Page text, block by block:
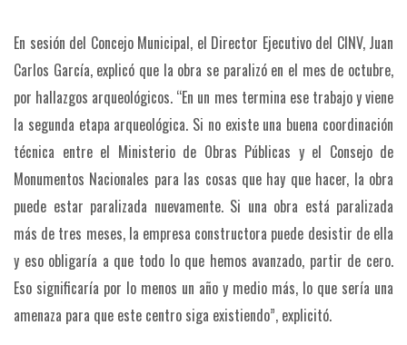
En sesión del Concejo Municipal, el Director Ejecutivo del CINV, Juan
Carlos García, explicó que la obra se paralizó en el mes de octubre,
por hallazgos arqueológicos. “En un mes termina ese trabajo y viene
la segunda etapa arqueológica. Si no existe una buena coordinación
técnica entre el Ministerio de Obras Públicas y el Consejo de
Monumentos Nacionales para las cosas que hay que hacer, la obra
puede estar paralizada nuevamente. Si una obra está paralizada
más de tres meses, la empresa constructora puede desistir de ella
y eso obligaría a que todo lo que hemos avanzado, partir de cero.
Eso significaría por lo menos un año y medio más, lo que sería una
amenaza para que este centro siga existiendo”, explicitó.